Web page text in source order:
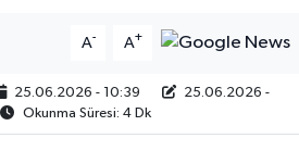
A- A+
25.06.2026 - 10:39
25.06.2026 -
Okunma Süresi: 4 Dk